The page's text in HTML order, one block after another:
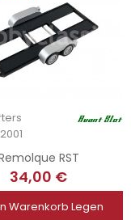
RST
34,00 €
Warenkorb Legen